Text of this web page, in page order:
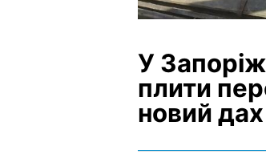
У
плити
новий